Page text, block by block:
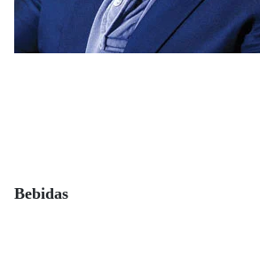
Bebidas